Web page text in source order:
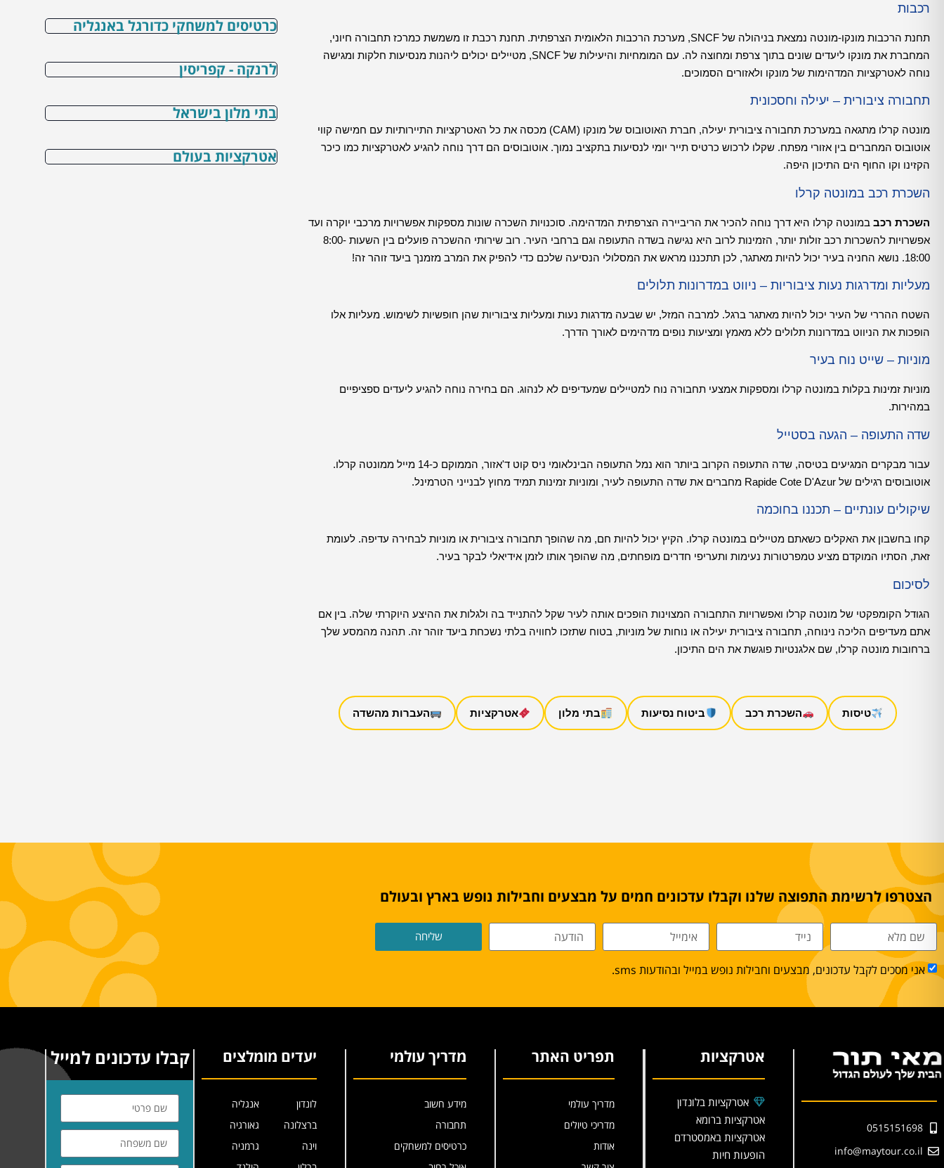
רכבות
תחנת הרכבות מונקו-מונטה נמצאת בניהולה של SNCF, מערכת הרכבות הלאומית הצרפתית. תחנת רכבת זו משמשת כמרכז תחבורה חיוני,
המחברת את מונקו ליעדים שונים בתוך צרפת ומחוצה לה. עם המומחיות והיעילות של SNCF, מטיילים יכולים ליהנות מנסיעות חלקות ומגישה
נוחה לאטרקציות המדהימות של מונקו ולאזורים הסמוכים.
תחבורה ציבורית – יעילה וחסכונית
מונטה קרלו מתגאה במערכת תחבורה ציבורית יעילה, חברת האוטובוס של מונקו (CAM) מכסה את כל האטרקציות התיירותיות עם חמישה קווי
אוטובוס המחברים בין אזורי מפתח. שקלו לרכוש כרטיס תייר יומי לנסיעות בתקציב נמוך. אוטובוסים הם דרך נוחה להגיע לאטרקציות כמו כיכר
הקזינו וקו החוף הים התיכון היפה.
השכרת רכב במונטה קרלו
השכרת רכב במונטה קרלו היא דרך נוחה להכיר את הריביירה הצרפתית המדהימה. סוכנויות השכרה שונות מספקות אפשרויות מרכבי יוקרה ועד
אפשרויות להשכרות רכב זולות יותר, הזמינות לרוב היא נגישה בשדה התעופה וגם ברחבי העיר. רוב שירותי ההשכרה פועלים בין השעות 8:00-
18:00. נושא החניה בעיר יכול להיות מאתגר, לכן תתכננו מראש את המסלולי הנסיעה שלכם כדי להפיק את המרב מזמנך ביעד זוהר זה!
מעליות ומדרגות נעות ציבוריות – ניווט במדרונות תלולים
השטח ההררי של העיר יכול להיות מאתגר ברגל. למרבה המזל, יש שבעה מדרגות נעות ומעליות ציבוריות שהן חופשיות לשימוש. מעליות אלו
הופכות את הניווט במדרונות תלולים ללא מאמץ ומציעות נופים מדהימים לאורך הדרך.
מוניות – שייט נוח בעיר
מוניות זמינות בקלות במונטה קרלו ומספקות אמצעי תחבורה נוח למטיילים שמעדיפים לא לנהוג. הם בחירה נוחה להגיע ליעדים ספציפיים
במהירות.
שדה התעופה – הגעה בסטייל
עבור מבקרים המגיעים בטיסה, שדה התעופה הקרוב ביותר הוא נמל התעופה הבינלאומי ניס קוט ד'אזור, הממוקם כ-14 מייל ממונטה קרלו.
אוטובוסים רגילים של Rapide Cote D'Azur מחברים את שדה התעופה לעיר, ומוניות זמינות תמיד מחוץ לבנייני הטרמינל.
שיקולים עונתיים – תכננו בחוכמה
קחו בחשבון את האקלים כשאתם מטיילים במונטה קרלו. הקיץ יכול להיות חם, מה שהופך תחבורה ציבורית או מוניות לבחירה עדיפה. לעומת
זאת, הסתיו המוקדם מציע טמפרטורות נעימות ותעריפי חדרים מופחתים, מה שהופך אותו לזמן אידיאלי לבקר בעיר.
לסיכום
הגודל הקומפקטי של מונטה קרלו ואפשרויות התחבורה המצוינות הופכים אותה לעיר שקל להתנייד בה ולגלות את ההיצע היוקרתי שלה. בין אם
אתם מעדיפים הליכה נינוחה, תחבורה ציבורית יעילה או נוחות של מוניות, בטוח שתזכו לחוויה בלתי נשכחת ביעד זוהר זה. תהנה מהמסע שלך
ברחובות מונטה קרלו, שם אלגנטיות פוגשת את הים התיכון.
טיסות השכרת רכב ביטוח נסיעות בתי מלון אטרקציות העברות מהשדה
כרטיסים למשחקי כדורגל באנגליה
לרנקה - קפריסין
בתי מלון בישראל
אטרקציות בעולם
הצטרפו לרשימת התפוצה שלנו וקבלו עדכונים חמים על מבצעים וחבילות נופש בארץ ובעולם
אני מסכים לקבל עדכונים, מבצעים וחבילות נופש במייל ובהודעות sms.
שליחה
0515151698
info@maytour.co.il
אטרקציות
אטרקציות בלונדון
אטרקציות ברומא
אטרקציות באמסטרדם
הופעות חיות
תפריט האתר
מדריך עולמי
מדריכי טיולים
אודות
מדריך עולמי
מידע חשוב
תחבורה
כרטיסים למשחקים
יעדים מומלצים
לונדון
ברצלונה
וינה
אנגליה
גאורגיה
גרמניה
קבלו עדכונים למייל